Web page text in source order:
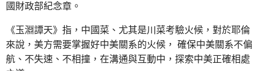
國財政部紀念章。
《玉淵譚天》指，中國菜、尤其是川菜考驗火候，對於耶倫
來說，美方需要掌握好中美關系的火候， 確保中美關系不偏
航、不失速、不相撞，在溝通與互動中，探索中美正確相處